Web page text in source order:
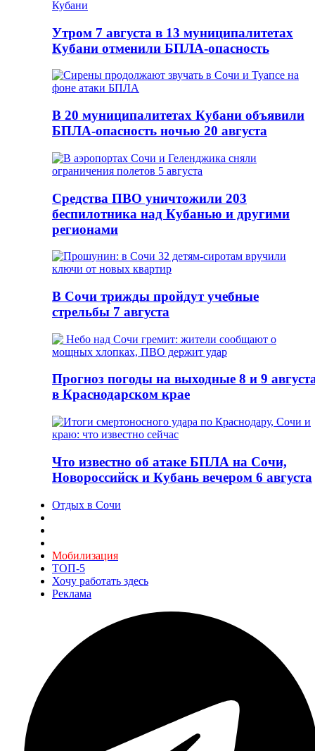
Утром 7 августа в 13 муниципалитетах
Кубани отменили БПЛА-опасность
В 20 муниципалитетах Кубани объявили
БПЛА-опасность ночью 20 августа
Средства ПВО уничтожили 203
беспилотника над Кубанью и другими
регионами
В Сочи трижды пройдут учебные
стрельбы 7 августа
Прогноз погоды на выходные 8 и 9
в Краснодарском крае
Что известно об атаке БПЛА на Сочи,
Новороссийск и Кубань вечером 6 августа
Отдых в Сочи
Мобилизация
ТОП-5
Хочу работать здесь
Реклама